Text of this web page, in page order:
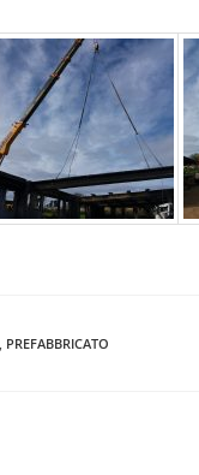
PREFABBRICATO